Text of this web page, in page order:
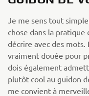
Je me sens tout
chose dans la pratique
décrire avec des
vraiment douée pour
dois également
plutôt cool au guidon
me convient à